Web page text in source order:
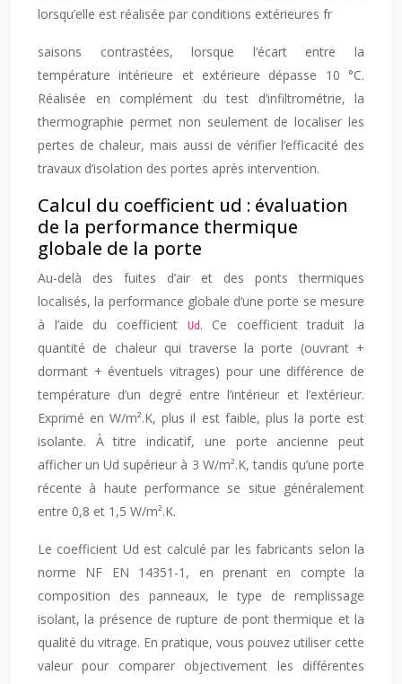
lorsqu’elle est réalisée par conditions extérieures fr
saisons contrastées, lorsque l’écart entre la
température intérieure et extérieure dépasse 10 °C.
Réalisée en complément du test d’infiltrométrie, la
thermographie permet non seulement de localiser les
pertes de chaleur, mais aussi de vérifier l’efficacité des
travaux d’isolation des portes après intervention.
Calcul du coefficient ud : évaluation
de la performance thermique
globale de la porte
Au-delà des fuites d’air et des ponts thermiques
localisés, la performance globale d’une porte se mesure
à l’aide du coefficient
Ud . Ce coefficient traduit la
quantité de chaleur qui traverse la porte (ouvrant +
dormant + éventuels vitrages) pour une différence de
température d’un degré entre l’intérieur et l’extérieur.
Exprimé en W/m².K, plus il est faible, plus la porte est
isolante. À titre indicatif, une porte ancienne peut
afficher un Ud supérieur à 3 W/m².K, tandis qu’une porte
récente à haute performance se situe généralement
entre 0,8 et 1,5 W/m².K.
Le coefficient Ud est calculé par les fabricants selon la
norme NF EN 14351-1, en prenant en compte la
composition des panneaux, le type de remplissage
isolant, la présence de rupture de pont thermique et la
qualité du vitrage. En pratique, vous pouvez utiliser cette
valeur pour comparer objectivement les différentes